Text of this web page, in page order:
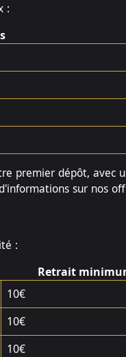
:
premier dépôt, avec
sur nos
:
Retrait
10€
10€
10€